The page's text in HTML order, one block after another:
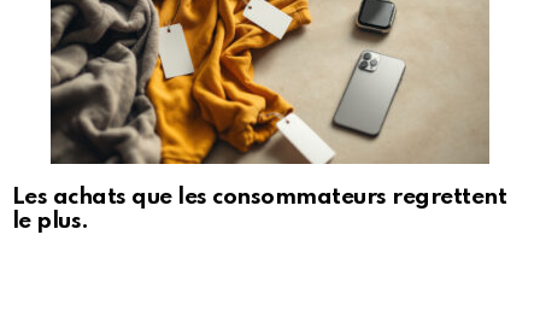
Les achats que les consommateurs regrettent
le plus.